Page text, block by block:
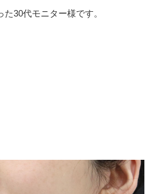
た30代モニター様です。